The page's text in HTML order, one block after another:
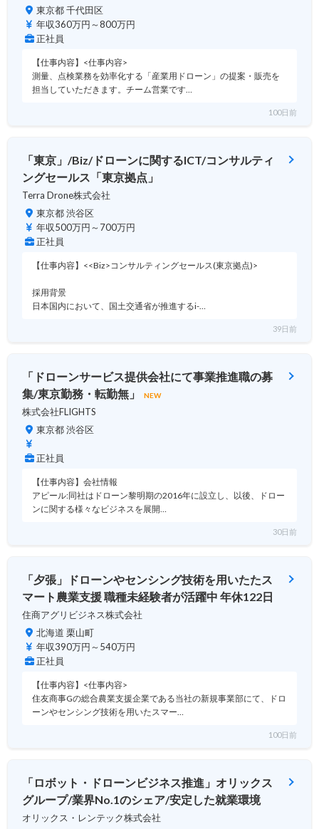
東京都 千代田区
年収360万円～800万円
正社員
【仕事内容】<仕事内容>
測量、点検業務を効率化する「産業用ドローン」の提案・販売を
担当していただきます。チーム営業です…
100日前
「東京」/Biz/ドローンに関するICT/コンサルティ
ングセールス「東京拠点」
Terra Drone株式会社
東京都 渋谷区
年収500万円～700万円
正社員
【仕事内容】<<Biz>コンサルティングセールス(東京拠点)>
採用背景
日本国内において、国土交通省が推進するi-…
39日前
「ドローンサービス提供会社にて事業推進職の募
集/東京勤務・転勤無」
NEW
株式会社FLIGHTS
東京都 渋谷区
正社員
【仕事内容】会社情報
アピール:同社はドローン黎明期の2016年に設立し、以後、ドロー
ンに関する様々なビジネスを展開…
30日前
「夕張」ドローンやセンシング技術を用いたたス
マート農業支援 職種未経験者が活躍中 年休122日
住商アグリビジネス株式会社
北海道 栗山町
年収390万円～540万円
正社員
【仕事内容】<仕事内容>
住友商事Gの総合農業支援企業である当社の新規事業部にて、ドロ
ーンやセンシング技術を用いたスマー…
100日前
「ロボット・ドローンビジネス推進」オリックス
グループ/業界No.1のシェア/安定した就業環境
オリックス・レンテック株式会社